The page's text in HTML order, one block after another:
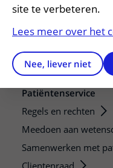
Patiëntenservice
Regels en rechten
Meedoen aan
Samenwerken met
Clientenraad
site te verbeteren.
Lees meer over het
Nee, liever niet